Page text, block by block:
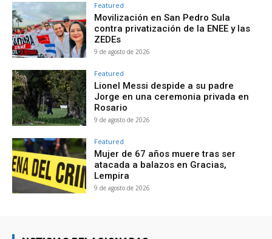
Featured
Movilización en San Pedro Sula
contra privatización de la ENEE y las
ZEDEs
9 de agosto de 2026
Featured
Lionel Messi despide a su padre
Jorge en una ceremonia privada en
Rosario
9 de agosto de 2026
Featured
Mujer de 67 años muere tras ser
atacada a balazos en Gracias,
Lempira
9 de agosto de 2026